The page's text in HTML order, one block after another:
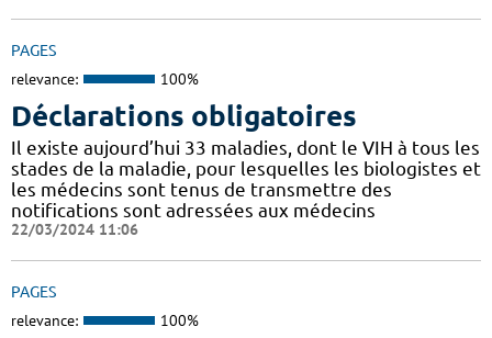
PAGES
relevance: 100%
Déclarations obligatoires
Il existe aujourd’hui 33 maladies, dont le VIH à tous les
stades de la maladie, pour lesquelles les biologistes et
les médecins sont tenus de transmettre des
notifications sont adressées aux médecins
22/03/2024 11:06
PAGES
relevance: 100%